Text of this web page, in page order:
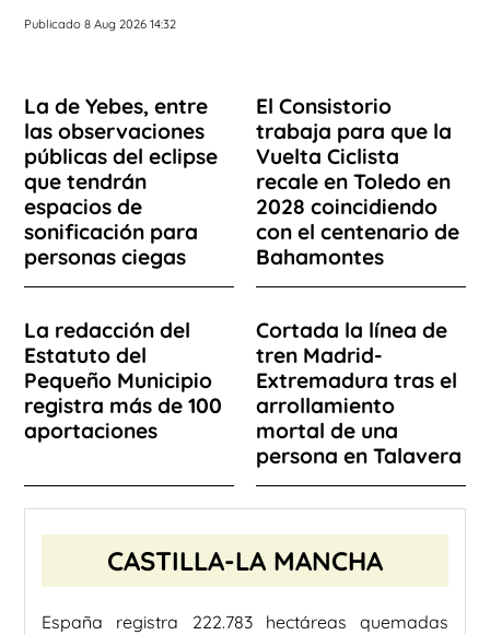
Publicado 8 Aug 2026 14:32
La de Yebes, entre
las observaciones
públicas del eclipse
que tendrán
espacios de
sonificación para
personas ciegas
El Consistorio
trabaja para que la
Vuelta Ciclista
recale en Toledo en
2028 coincidiendo
con el centenario de
Bahamontes
La redacción del
Estatuto del
Pequeño Municipio
registra más de 100
aportaciones
Cortada la línea de
tren Madrid-
Extremadura tras el
arrollamiento
mortal de una
persona en Talavera
CASTILLA-LA MANCHA
España registra 222.783 hectáreas quemadas